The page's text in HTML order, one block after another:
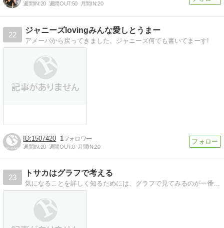
週間IN:20 週間OUT:50 月間IN:20
22
ジャニーズlovingみんな愛しとうまー
アメーバから戻ってきました。ジャニーズ何でも書いてまーす!
1507420 1
週間IN:20 週間OUT:0 月間IN:20
23
トサカはグラフで考える